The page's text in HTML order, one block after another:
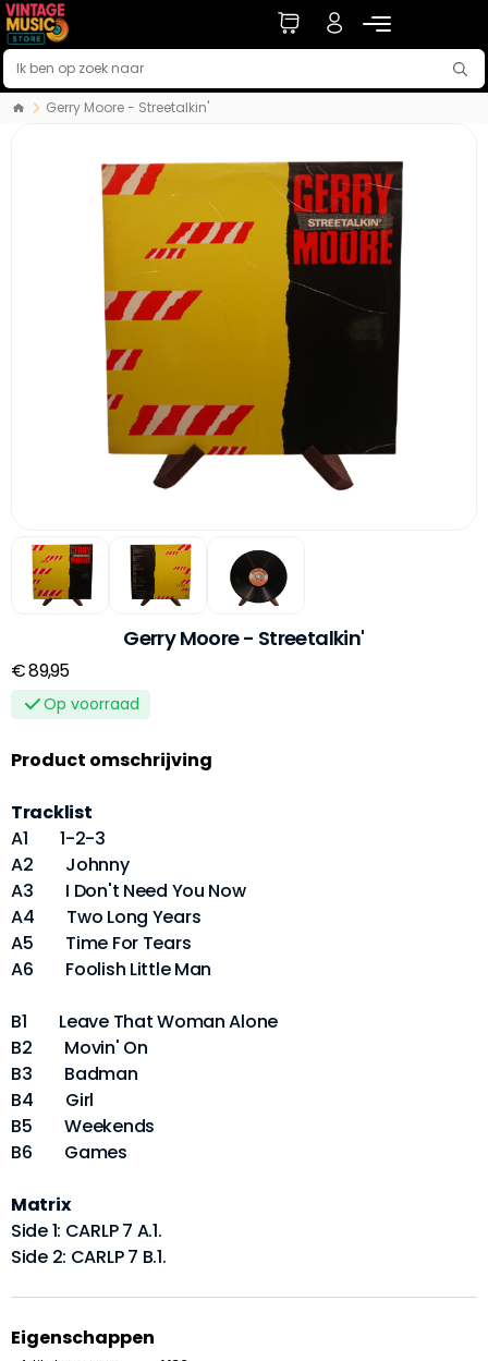
Gerry Moore ‎- Streetalkin'
Gerry Moore ‎- Streetalkin'
€ 89,95
Op voorraad
Product omschrijving
Tracklist
A1 1-2-3
A2 Johnny
A3 I Don't Need You Now
A4 Two Long Years
A5 Time For Tears
A6 Foolish Little Man
B1 Leave That Woman Alone
B2 Movin' On
B3 Badman
B4 Girl
B5 Weekends
B6 Games
Matrix
Side 1: CARLP 7 A.1.
Side 2: CARLP 7 B.1.
Eigenschappen